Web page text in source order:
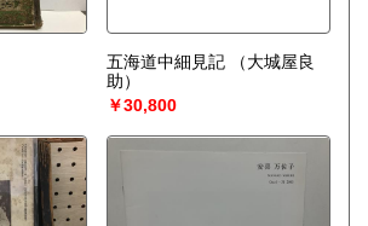
五海道中細見記
（大城屋良
助）
￥30,800